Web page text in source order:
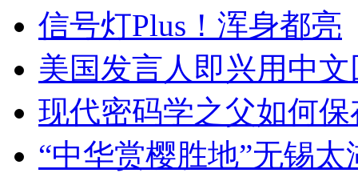
信号灯Plus！浑身都亮
美国发言人即兴用中
现代密码学之父如何
“中华赏樱胜地”无锡